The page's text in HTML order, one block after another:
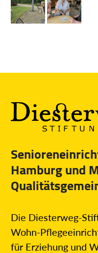
slide
Hamburg und
Die Diesterweg-
Wohn-
für Erziehung und